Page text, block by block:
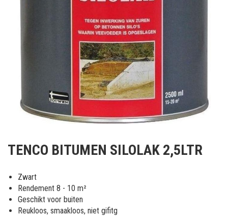
van
de
afbeeldingen-
gallerij
TENCO BITUMEN SILOLAK 2,5LTR
Zwart
Rendement 8 - 10 m²
Geschikt voor buiten
Reukloos, smaakloos, niet gifitg